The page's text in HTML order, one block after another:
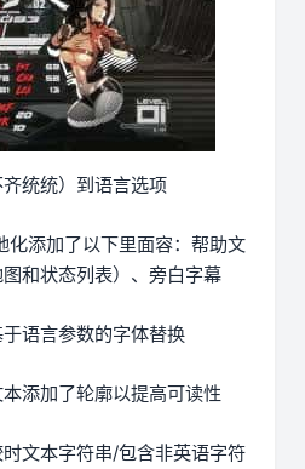
统统）到语言选项
化添加了以下里面容：帮助文
和状态列表）、旁白字幕
语言参数的字体替换
添加了轮廓以提高可读性
文本字符串/包含非英语字符